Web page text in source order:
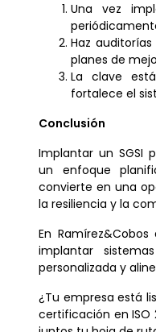
Una vez
Haz
planes de
La clave
fortalece el
Conclusión
Implantar un SGSI
un enfoque
convierte en una
la resiliencia y la
En
implantar
personalizada y
¿Tu empresa está
certificación en ISO